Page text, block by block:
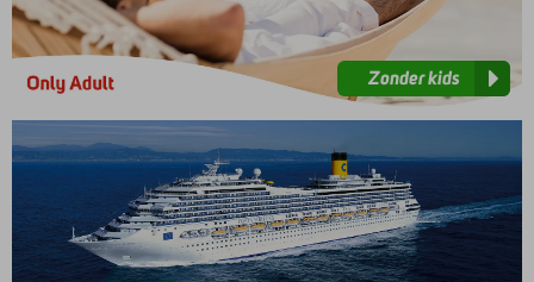
Zonder kids
aanbod